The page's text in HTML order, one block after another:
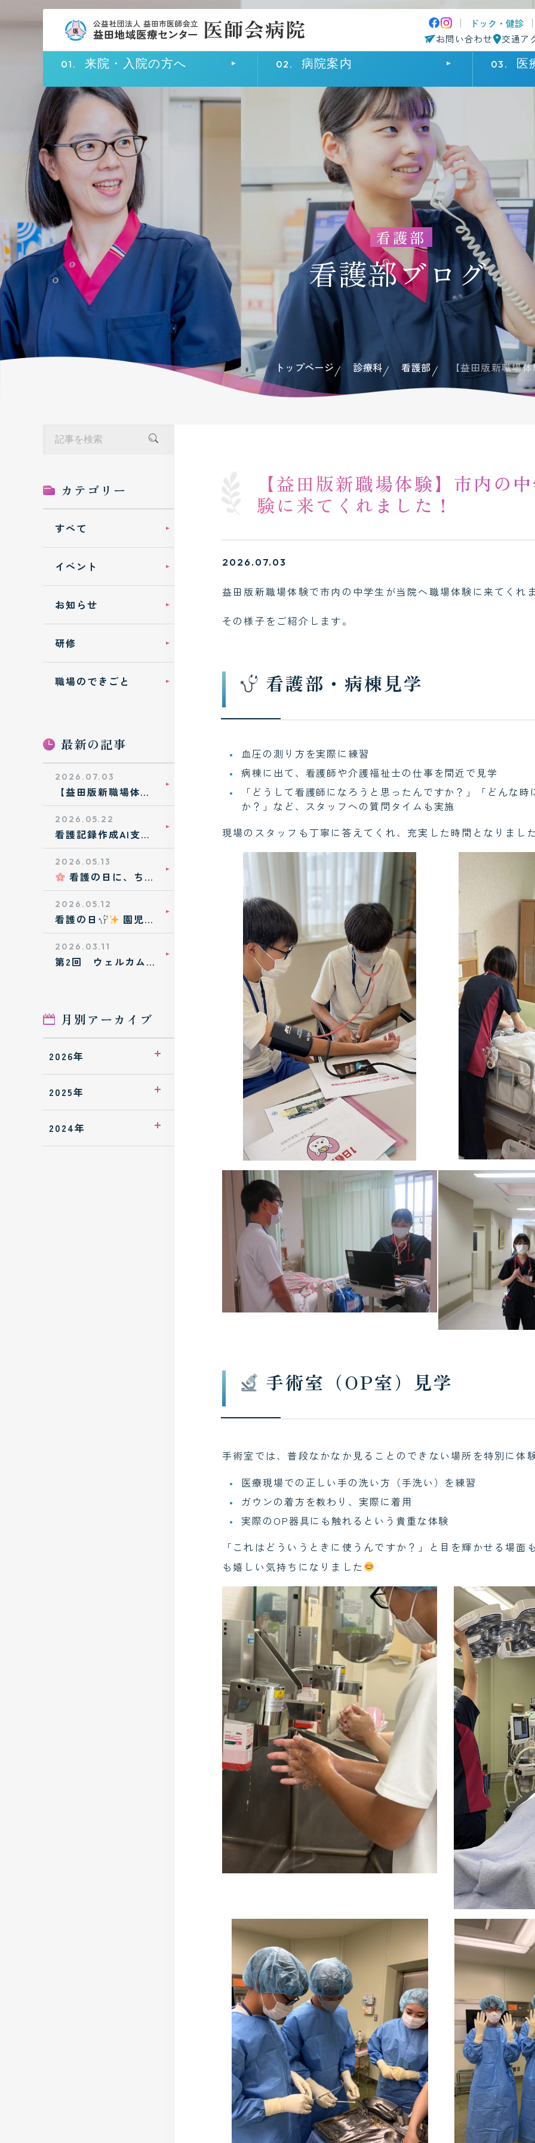
ドック・健診
お問い合わせ
交通ア
来院・入院の方へ
来院・入院の方へ
外来受診
診療科・部
入院・面会
患者さま
病院案内
病院案内
院長挨拶
病院概要
理念・基本方針
施設基準
認定施設・一覧
在宅療養後
患者さまの権利に関する病院宣言
個人情報保
院内マップ
病院指標
広報
ドクターイ
医
医療関係の方へ
患者さまのご紹介について
診療科・部
採用情報
看護部
看護部ブログ
トップページ 診療科 看護部 【益田版新職場
【益田版新職場体験】市内の
験に来てくれました！
2026.07.03
益田版新職場体験で市内の中学生が当院へ職場体験に来てくれ
その様子をご紹介します。
看護部・病棟見学
血圧の測り方を実際に練習
病棟に出て、看護師や介護福祉士の仕事を間近で見学
「どうして看護師になろうと思ったんですか？」「どんな
か？」など、スタッフへの質問タイムも実施
現場のスタッフも丁寧に答えてくれ、充実した時間となりまし
手術室（OP室）見学
手術室では、普段なかなか見ることのできない場所を特別に体
医療現場での正しい手の洗い方（手洗い）を練習
ガウンの着方を教わり、実際に着用
実際のOP器具にも触れるという貴重な体験
「これはどういうときに使うんですか？」と目を輝かせる場面
も嬉しい気持ちになりました
カテゴリー
すべて
イベント
お知らせ
研修
職場のできごと
最新の記事
2026.07.03
【益田版新職場体
験】市内の中学生が
職場体験に来てくれ
ました！
2026.05.22
看護記録作成AI支援
システム
「Caretomo」を導
入しました
2026.05.13
看護の日に、ちび
2026.05.12
看護の日 園児た
2026.03.11
第2回 ウェルカムパ
ーティ！！
月別アーカイブ
2026年
2026年7月
2026年3月
2025年
2025年12月
2024年